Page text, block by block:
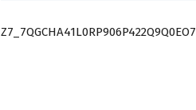
Z7_7QGCHA41L0RP906P422Q9Q0EO7